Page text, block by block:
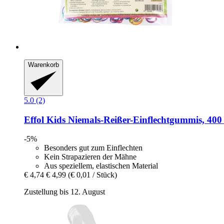
Warenkorb
5.0 (2)
Effol Kids Niemals-​Reißer-​Einflechtgummis,
-5%
Besonders gut zum Einflechten
Kein Strapazieren der Mähne
Aus speziellem, elastischen Material
€ 4,74 € 4,99 (€ 0,01 / Stück)
Zustellung bis 12. August